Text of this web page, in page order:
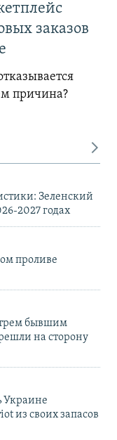
заказов
причина?
Зеленский
2027 годах
проливе
бывшим
на сторону
Украине
из своих запасов